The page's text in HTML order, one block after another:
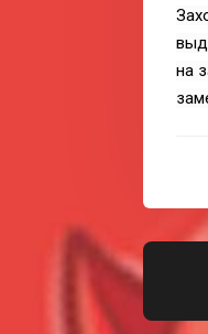
на